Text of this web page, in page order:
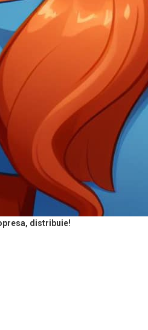
distribuie!